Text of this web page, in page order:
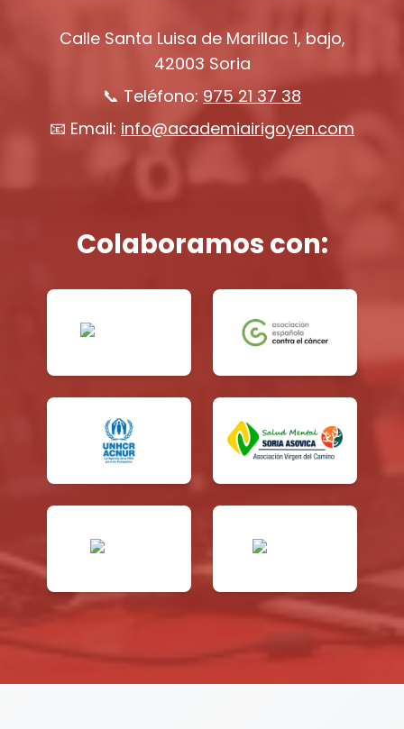
Calle Santa Luisa de Marillac 1, bajo,
42003 Soria
📞 Teléfono: 975 21 37 38
📧 Email: info@academiairigoyen.com
Colaboramos con: